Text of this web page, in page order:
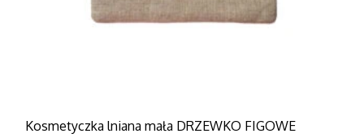
Kosmetyczka lniana mała DRZEWKO FIGOWE